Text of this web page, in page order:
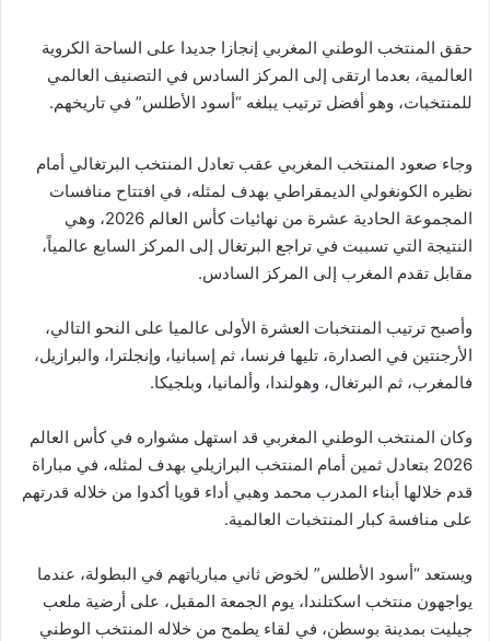
حقق المنتخب الوطني المغربي إنجازا جديدا على الساحة الكروية
العالمية، بعدما ارتقى إلى المركز السادس في التصنيف العالمي
للمنتخبات، وهو أفضل ترتيب يبلغه “أسود الأطلس” في تاريخهم.
وجاء صعود المنتخب المغربي عقب تعادل المنتخب البرتغالي أمام
نظيره الكونغولي الديمقراطي بهدف لمثله، في افتتاح منافسات
المجموعة الحادية عشرة من نهائيات كأس العالم 2026، وهي
النتيجة التي تسببت في تراجع البرتغال إلى المركز السابع عالمياً،
مقابل تقدم المغرب إلى المركز السادس.
وأصبح ترتيب المنتخبات العشرة الأولى عالميا على النحو التالي،
الأرجنتين في الصدارة، تليها فرنسا، ثم إسبانيا، وإنجلترا، والبرازيل،
فالمغرب، ثم البرتغال، وهولندا، وألمانيا، وبلجيكا.
وكان المنتخب الوطني المغربي قد استهل مشواره في كأس العالم
2026 بتعادل ثمين أمام المنتخب البرازيلي بهدف لمثله، في مباراة
قدم خلالها أبناء المدرب محمد وهبي أداء قويا أكدوا من خلاله قدرتهم
على منافسة كبار المنتخبات العالمية.
ويستعد “أسود الأطلس” لخوض ثاني مبارياتهم في البطولة، عندما
يواجهون منتخب اسكتلندا، يوم الجمعة المقبل، على أرضية ملعب
جيليت بمدينة بوسطن، في لقاء يطمح من خلاله المنتخب الوطني